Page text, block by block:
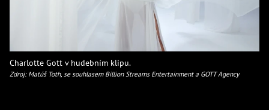
Charlotte Gott v hudebním klipu.
Zdroj: Matúš Toth, se souhlasem Billion Streams Entertainment a GOTT Agency